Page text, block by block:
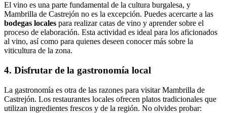
El vino es una parte fundamental de la cultura burgalesa, y
Mambrilla de Castrejón no es la excepción. Puedes acercarte a las
bodegas locales para realizar catas de vino y aprender sobre el
proceso de elaboración. Esta actividad es ideal para los aficionados
al vino, así como para quienes deseen conocer más sobre la
viticultura de la zona.
4. Disfrutar de la gastronomía local
La gastronomía es otra de las razones para visitar Mambrilla de
Castrejón. Los restaurantes locales ofrecen platos tradicionales que
utilizan ingredientes frescos y de la región. No olvides probar: